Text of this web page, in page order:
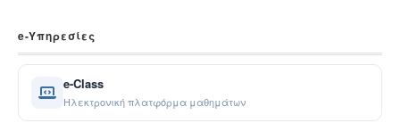
e-Yπηρεσίες
e-Class
Ηλεκτρονική πλατφόρμα μαθημάτων